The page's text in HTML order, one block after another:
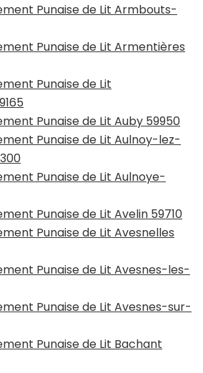
Punaise de Lit Armbouts-
Punaise de Lit Armentières
Punaise de Lit
Punaise de Lit Auby 59950
Punaise de Lit Aulnoy-lez-
Punaise de Lit Aulnoye-
Punaise de Lit Avelin 59710
Punaise de Lit Avesnelles
Punaise de Lit Avesnes-les-
Punaise de Lit Avesnes-sur-
Punaise de Lit Bachant